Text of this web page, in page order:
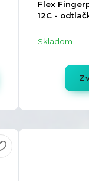
Flex
12C -
Skladom